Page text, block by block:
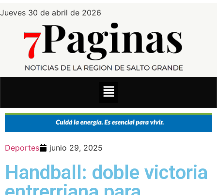
Jueves 30 de abril de 2026
Deportes junio 29, 2025
Handball: doble victoria